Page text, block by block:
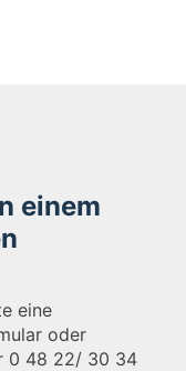
einem
eine
oder
0 48 22/ 30 34